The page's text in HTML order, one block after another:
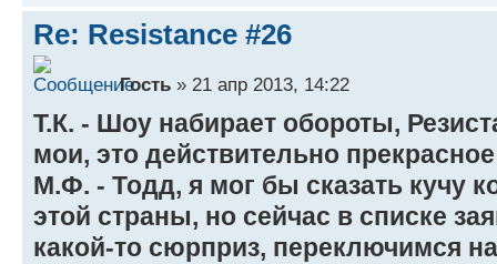
Re: Resistance #26
Гость » 21 апр 2013, 14:22
Т.К. - Шоу набирает обороты,
мои, это действительно
М.Ф. - Тодд, я мог бы сказать кучу
этой страны, но сейчас в списке
какой-то сюрприз, переключимся